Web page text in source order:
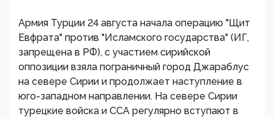
Армия Турции 24 августа начала операцию "Щит
Евфрата" против "Исламского государства" (ИГ,
запрещена в РФ), с участием сирийской
оппозиции взяла пограничный город Джараблус
на севере Сирии и продолжает наступление в
юго-западном направлении. На севере Сирии
турецкие войска и ССА регулярно вступают в